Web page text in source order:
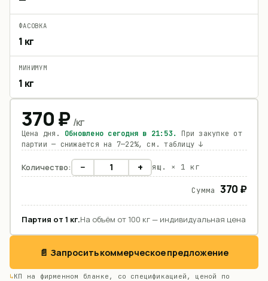
ФАСОВКА
1 кг
МИНИМУМ
1 кг
370₽ /кг
Цена дня. Обновлено сегодня в 21:53.
При закупке от
партии — снижается на 7—22%, см. таблицу ↓
Количество: − + ящ. × 1 кг
Сумма 370 ₽
Партия от 1 кг.На объём от 100 кг — индивидуальная цена
📄 Запросить коммерческое предложение
КП на фирменном бланке, со спецификацией, ценой по